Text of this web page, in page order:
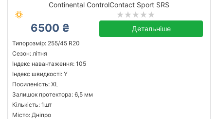
Continental ControlContact Sport SRS
6500 ₴ Детальніше
Типорозмір: 255/45 R20
Сезон: літня
Індекс навантаження: 105
Індекс швидкості: Y
Посиленість: XL
Залишок протектора: 6,5 мм
Кількість: 1шт
Місто: Дніпро